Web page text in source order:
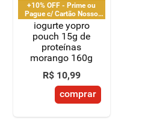
+10% OFF - Prime ou
Pague c/ Cartão Nosso
Pay
iogurte yopro
pouch 15g de
proteínas
morango 160g
R$ 10,99
comprar